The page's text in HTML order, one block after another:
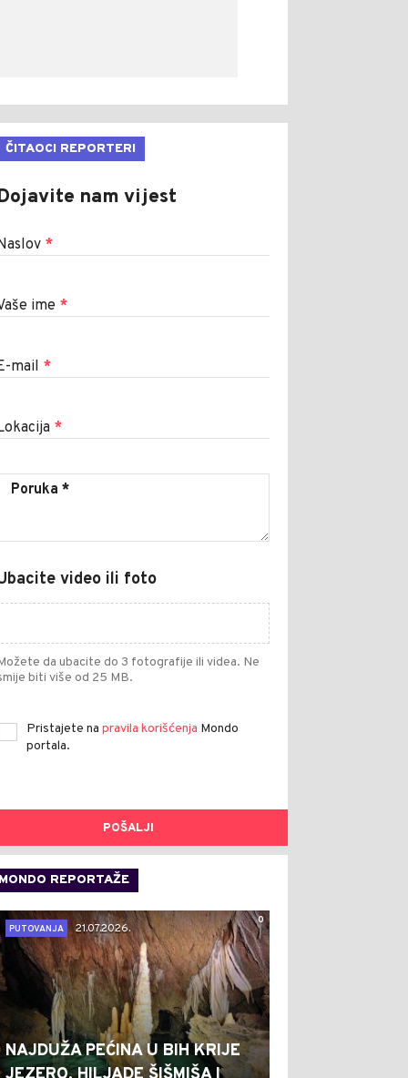
ČITAOCI REPORTERI
nam vijest
*
ime *
mail *
*
video ili foto
da ubacite do 3 fotografije ili videa. Ne
biti više od 25 MB.
Pristajete na pravila korišćenja Mondo
portala.
POŠALJI
MONDO REPORTAŽE
0
PUTOVANJA
21.07.2026.
NAJDUŽA PEĆINA U BIH KRIJE